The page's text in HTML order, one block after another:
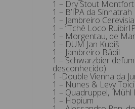
1 – Dry Stout Montfort
1 – B’IPA da Sinnatrah
1 – Jambreiro
1 – “Tchê Loco
1 – Morgentau, de
1 – DUM Jan Kubiš
1 – Jambreiro Bâdil
1 – Schwarzbier
desconhecido)
1 -Double Vienna da
1 – Nunes & Levy
1 – Quadruppel, Mühl
1 – Hopium